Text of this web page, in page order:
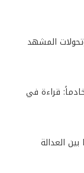
المشهد
قراءة في
العدالة